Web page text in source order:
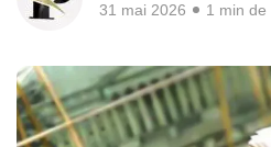
31 mai 2026 1 min de